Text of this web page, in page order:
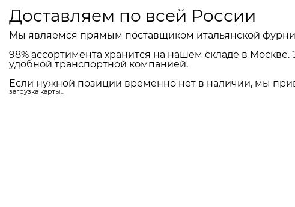
Доставляем по всей России
Мы являемся прямым поставщиком итальянской
98% ассортимента хранится на нашем складе в
удобной транспортной компанией.
Если нужной позиции временно нет в наличии, мы
загрузка карты...